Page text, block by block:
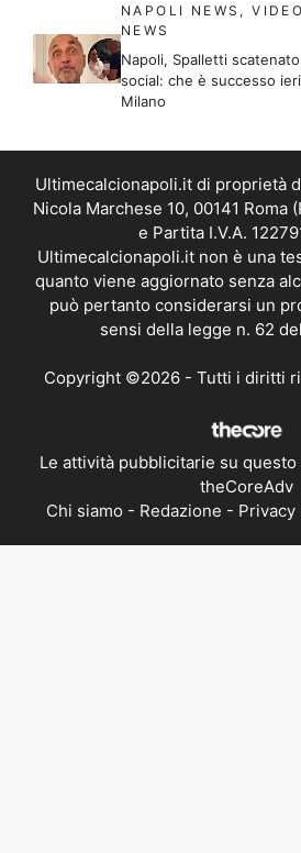
NAPOLI NEWS ,VIDEO
NEWS
Napoli, Spalletti
social: che è successo
Milano
Ultimecalcionapoli.it di proprietà
Nicola Marchese 10, 00141 Roma
e Partita I.V.A.
Ultimecalcionapoli.it non è una
quanto viene aggiornato senza
può pertanto considerarsi un
sensi della legge n. 62
Copyright ©2026 - Tutti i diritti
Le attività pubblicitarie su
theCoreAdv
Chi siamo - Redazione - Privacy